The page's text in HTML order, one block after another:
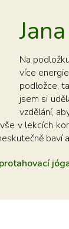
Na
více
podložce,
jsem si
vzdělání,
v lekcích
baví